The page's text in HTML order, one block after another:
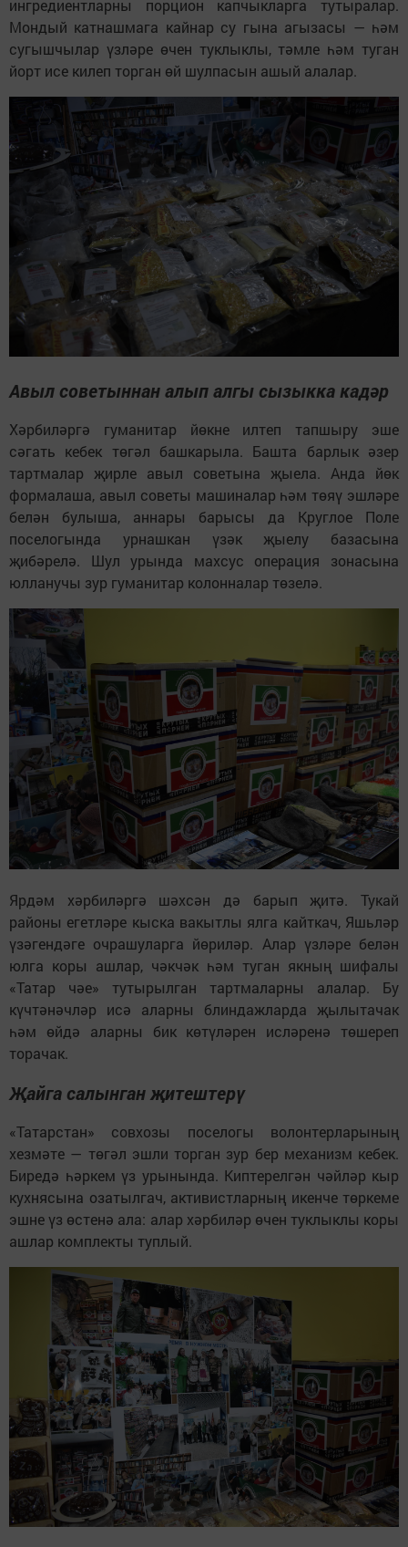
ингредиентларны порцион капчыкларга тутыралар.
Мондый катнашмага кайнар су гына агызасы — һәм
сугышчылар үзләре өчен туклыклы, тәмле һәм туган
йорт исе килеп торган өй шулпасын ашый алалар.
Авыл советыннан алып алгы сызыкка кадәр
Хәрбиләргә гуманитар йөкне илтеп тапшыру эше
сәгать кебек төгәл башкарыла. Башта барлык әзер
тартмалар җирле авыл советына җыела. Анда йөк
формалаша, авыл советы машиналар һәм төяү эшләре
белән булыша, аннары барысы да Круглое Поле
поселогында урнашкан үзәк җыелу базасына
җибәрелә. Шул урында махсус операция зонасына
юлланучы зур гуманитар колонналар төзелә.
Ярдәм хәрбиләргә шәхсән дә барып җитә. Тукай
районы егетләре кыска вакытлы ялга кайткач, Яшьләр
үзәгендәге очрашуларга йөриләр. Алар үзләре белән
юлга коры ашлар, чәкчәк һәм туган якның шифалы
«Татар чәе» тутырылган тартмаларны алалар. Бу
күчтәнәчләр исә аларны блиндажларда җылытачак
һәм өйдә аларны бик көтүләрен исләренә төшереп
торачак.
Җайга салынган җитештерү
«Татарстан» совхозы поселогы волонтерларының
хезмәте — төгәл эшли торган зур бер механизм кебек.
Биредә һәркем үз урынында. Киптерелгән чәйләр кыр
кухнясына озатылгач, активистларның икенче төркеме
эшне үз өстенә ала: алар хәрбиләр өчен туклыклы коры
ашлар комплекты туплый.